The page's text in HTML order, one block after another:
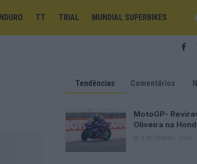
TT TRIAL MUNDIAL SUPERBIKES
Tendências Comentários
MotoGP-
Oliveira na
8 SETEMBRO, 2025